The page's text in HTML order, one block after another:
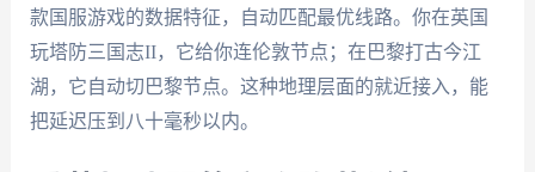
款国服游戏的数据特征，自动匹配最优线路。你在英国
玩塔防三国志II，它给你连伦敦节点；在巴黎打古今江
湖，它自动切巴黎节点。这种地理层面的就近接入，能
把延迟压到八十毫秒以内。